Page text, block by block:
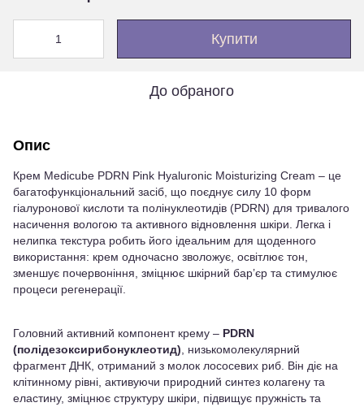
Купити
До обраного
Опис
Крем Medicube PDRN Pink Hyaluronic Moisturizing Cream – це
багатофункціональний засіб, що поєднує силу 10 форм
гіалуронової кислоти та полінуклеотидів (PDRN) для тривалого
насичення вологою та активного відновлення шкіри. Легка і
нелипка текстура робить його ідеальним для щоденного
використання: крем одночасно зволожує, освітлює тон,
зменшує почервоніння, зміцнює шкірний бар’єр та стимулює
процеси регенерації.
Головний активний компонент крему – PDRN
(полідезоксирибонуклеотид) , низькомолекулярний
фрагмент ДНК, отриманий з молок лососевих риб. Він діє на
клітинному рівні, активуючи природний синтез колагену та
еластину, зміцнює структуру шкіри, підвищує пружність та